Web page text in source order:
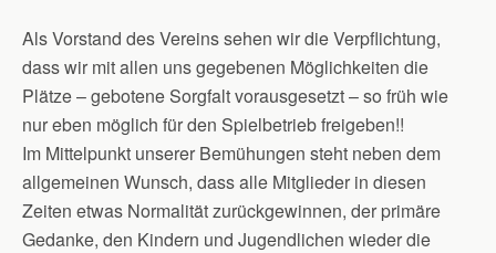
Als Vorstand des Vereins sehen wir die Verpflichtung,
dass wir mit allen uns gegebenen Möglichkeiten die
Plätze – gebotene Sorgfalt vorausgesetzt – so früh wie
nur eben möglich für den Spielbetrieb freigeben!!
Im Mittelpunkt unserer Bemühungen steht neben dem
allgemeinen Wunsch, dass alle Mitglieder in diesen
Zeiten etwas Normalität zurückgewinnen, der primäre
Gedanke, den Kindern und Jugendlichen wieder die